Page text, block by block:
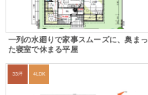
一列の水廻りで家事スムーズに、奥まっ
た寝室で休まる平屋
33坪 4LDK